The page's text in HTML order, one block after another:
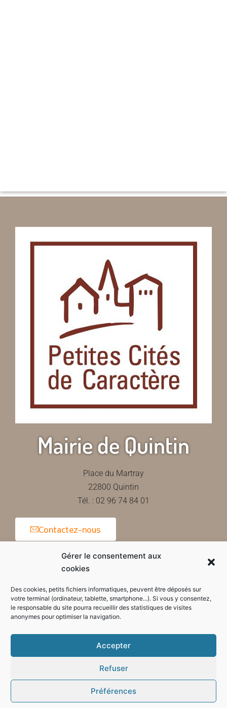
Gérer le consentement aux
cookies
Des cookies, petits fichiers informatiques, peuvent être déposés sur
votre terminal (ordinateur, tablette, smartphone...). Si vous y consentez,
le responsable du site pourra recueillir des statistiques de visites
anonymes pour optimiser la navigation.
Accepter
Refuser
Préférences
Mairie de Quintin
Place du Martray
22800 Quintin
Tél. : 02 96 74 84 01
Contactez-nous
Horaires d'ouverture de la mairie
Mode sombre :